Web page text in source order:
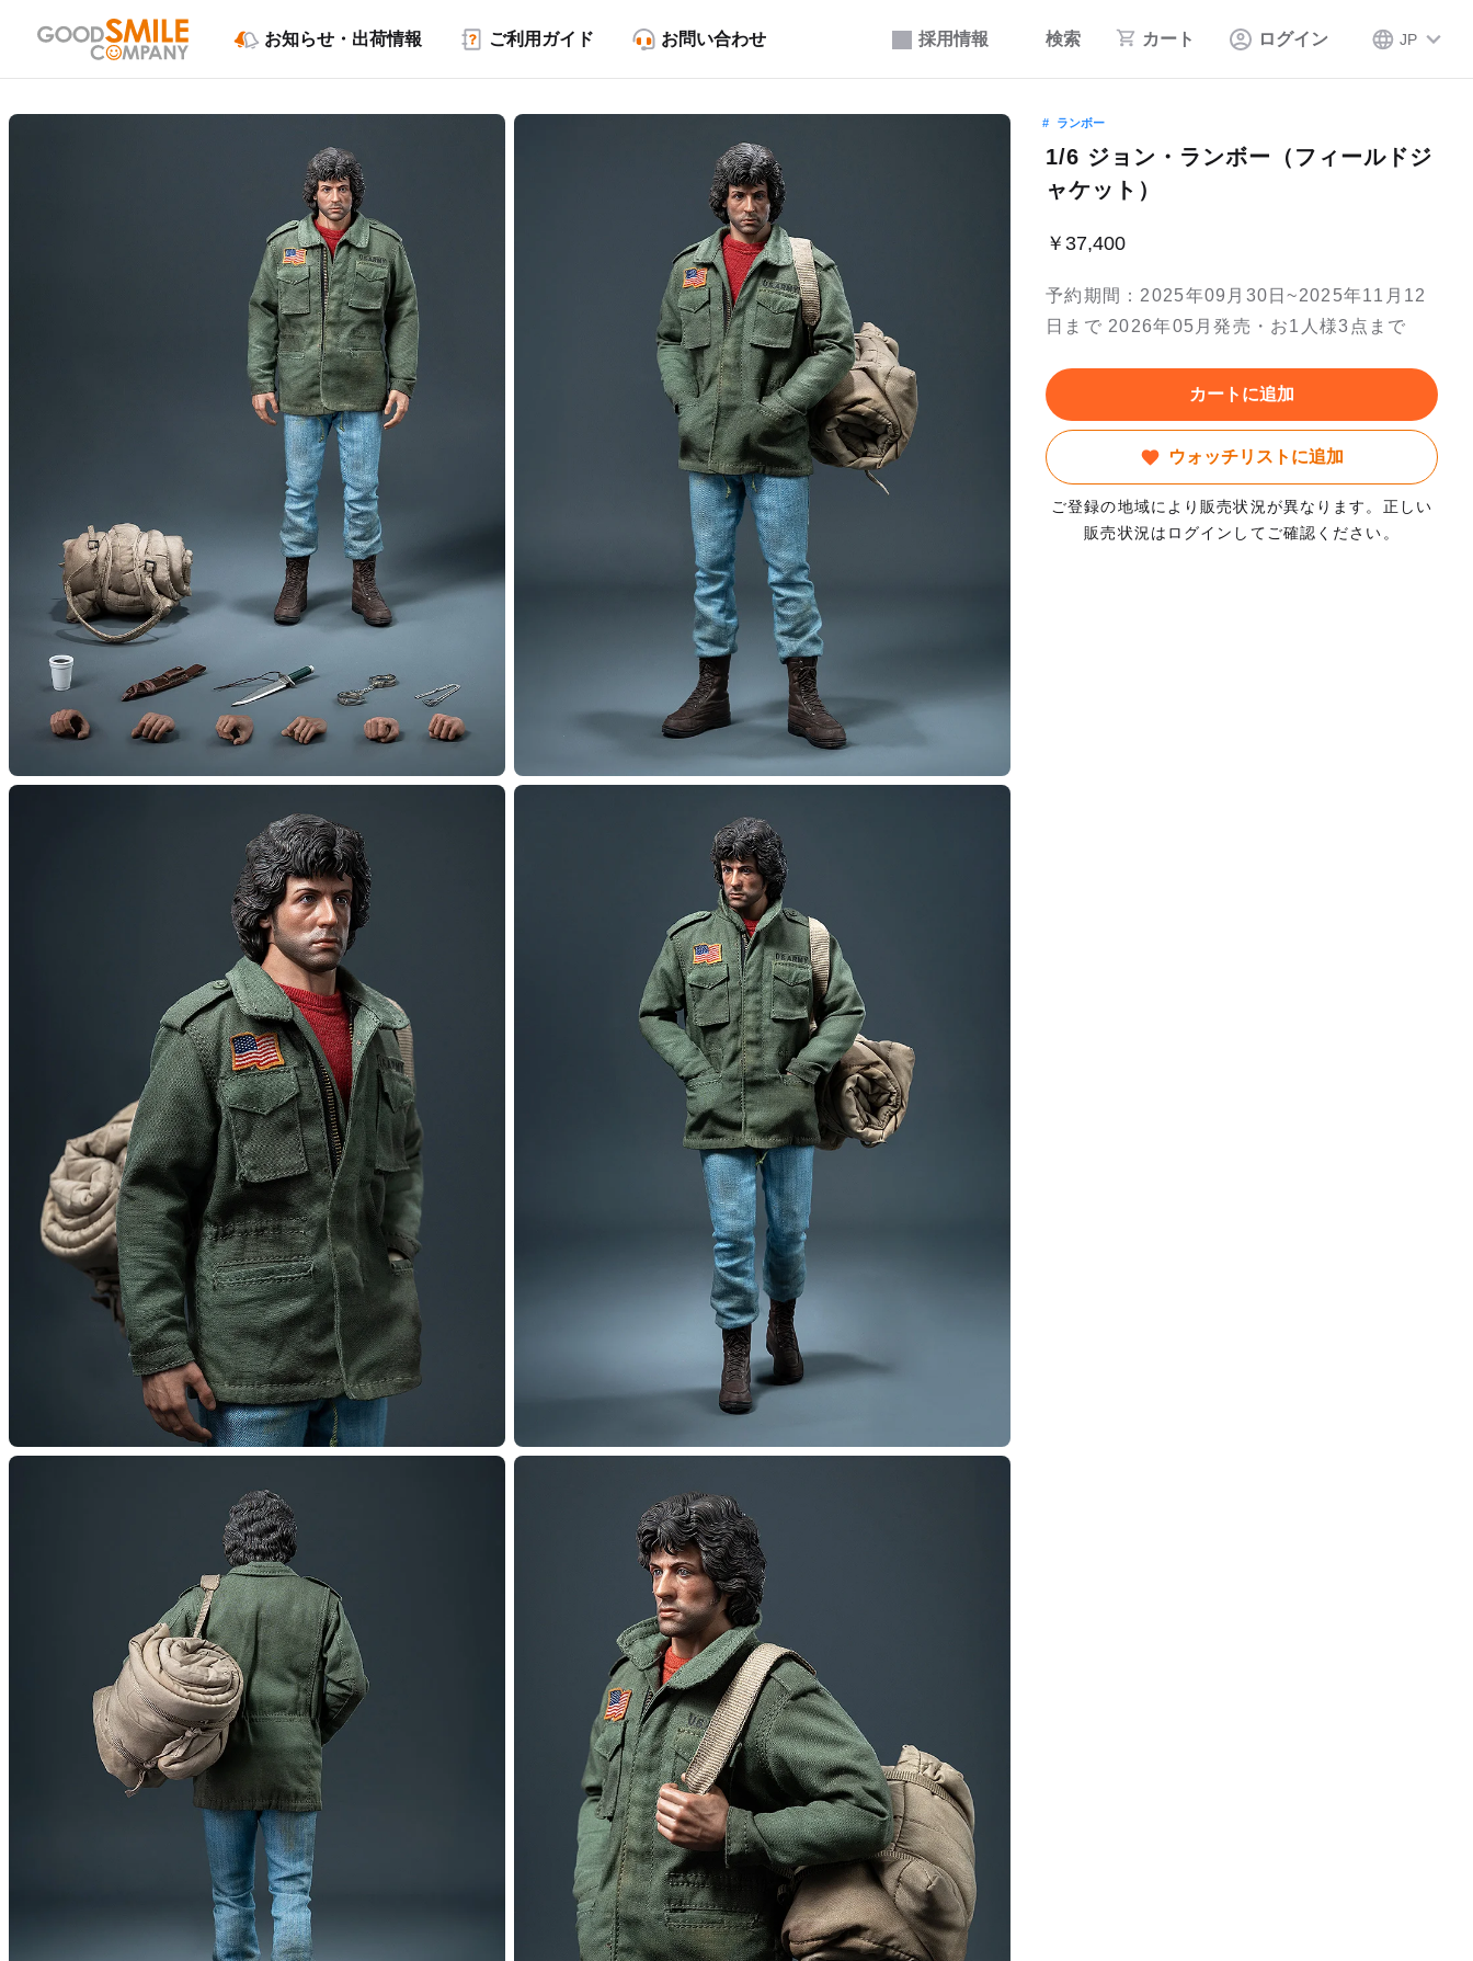
採用情報 検索 カート ログイン JP
お知らせ・出荷情報 ご利用ガイド お問い合わせ
ランボー
1/6 ジョン・ランボー（フィールドジ
ャケット）
￥37,400
予約期間：2025年09月30日~2025年11月12
日まで 2026年05月発売・お1人様3点まで
カートに追加
ウォッチリストに追加
ご登録の地域により販売状況が異なります。正しい
販売状況はログインしてご確認ください。